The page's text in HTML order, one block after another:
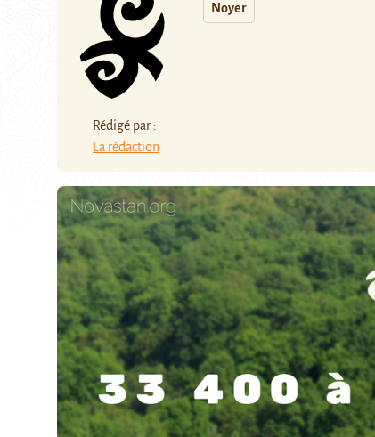
Rédigé par :
La rédaction
Noyer